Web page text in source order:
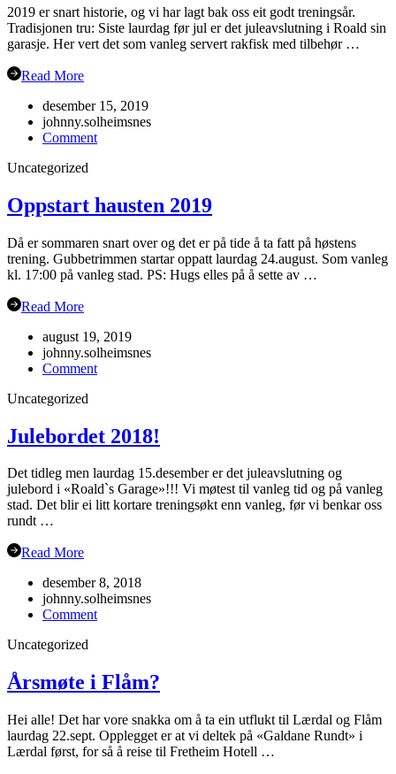
2019 er snart historie, og vi har lagt bak oss eit godt treningsår.
Tradisjonen tru: Siste laurdag før jul er det juleavslutning i Roald sin
garasje. Her vert det som vanleg servert rakfisk med tilbehør …
Read More
desember 15, 2019
johnny.solheimsnes
Commenton
Uncategorized
Oppstart hausten 2019
Då er sommaren snart over og det er på tide å ta fatt på høstens
trening. Gubbetrimmen startar oppatt laurdag 24.august. Som vanleg
kl. 17:00 på vanleg stad. PS: Hugs elles på å sette av …
Read More
august 19, 2019
johnny.solheimsnes
Commenton
Uncategorized
Julebordet 2018!
Det tidleg men laurdag 15.desember er det juleavslutning og
julebord i «Roald`s Garage»!!! Vi møtest til vanleg tid og på vanleg
stad. Det blir ei litt kortare treningsøkt enn vanleg, før vi benkar oss
rundt …
Read More
desember 8, 2018
johnny.solheimsnes
Commenton
Uncategorized
Årsmøte i Flåm?
Hei alle! Det har vore snakka om å ta ein utflukt til Lærdal og Flåm
laurdag 22.sept. Opplegget er at vi deltek på «Galdane Rundt» i
Lærdal først, for så å reise til Fretheim Hotell …